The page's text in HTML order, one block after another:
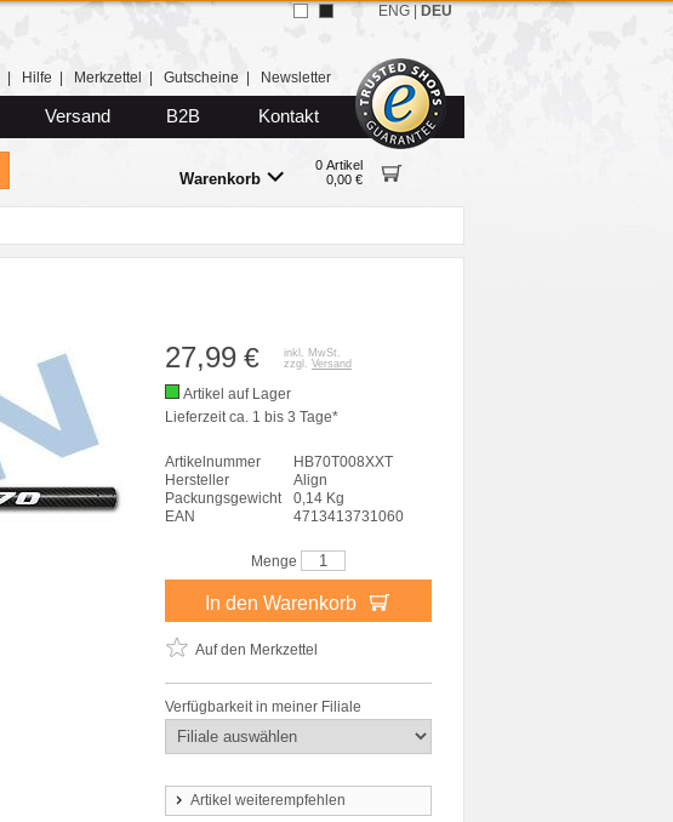
Hilfe Merkzettel Gutscheine Newsletter
Versand B2B Kontakt
Warenkorb
0 Artikel
0,00 €
ENG DEU
27,99 €
inkl. MwSt.
zzgl. Versand
Artikel auf Lager
Lieferzeit ca. 1 bis 3 Tage*
Artikelnummer
HB70T008XXT
Hersteller
Align
Packungsgewicht
0,14 Kg
EAN
4713413731060
Menge
In den Warenkorb
Auf den Merkzettel
Verfügbarkeit in meiner Filiale
Artikel weiterempfehlen